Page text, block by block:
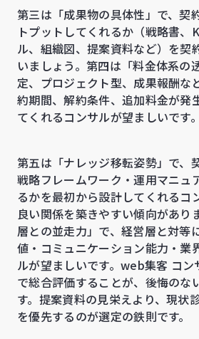
第三は「成果物の具体性」で、契
トプットしてくれるか（戦略書、
ル、組織図、提案資料など）を契
いましょう。第四は「料金体系の
定、プロジェクト型、成果報酬な
約期間、解約条件、追加料金が発
てくれるコンサルが望ましいです。
第五は「ナレッジ移転姿勢」で、
戦略フレームワーク・運用マニュ
るかを最初から設計してくれるコ
良い関係を築きやすい傾向があり
層との並走力」で、経営層と対等
値・コミュニケーション能力・業
ルが望ましいです。web集客 コン
で総合評価することが、後悔のな
す。提案資料の見栄えより、現状
を優先するのが選定の鉄則です。